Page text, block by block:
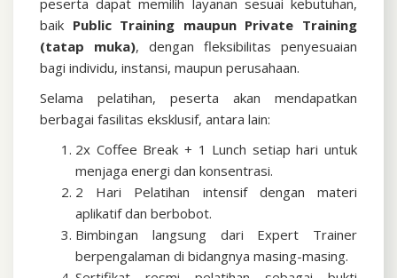
baik Public Training maupun Private Training
(tatap muka), dengan fleksibilitas penyesuaian
bagi individu, instansi, maupun perusahaan.
Selama pelatihan, peserta akan mendapatkan
berbagai fasilitas eksklusif, antara lain:
2x Coffee Break + 1 Lunch setiap hari untuk
menjaga energi dan konsentrasi.
2 Hari Pelatihan intensif dengan materi
aplikatif dan berbobot.
Bimbingan langsung dari Expert Trainer
berpengalaman di bidangnya masing-masing.